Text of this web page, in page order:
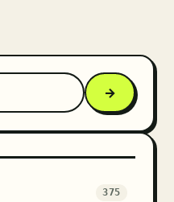
→
375